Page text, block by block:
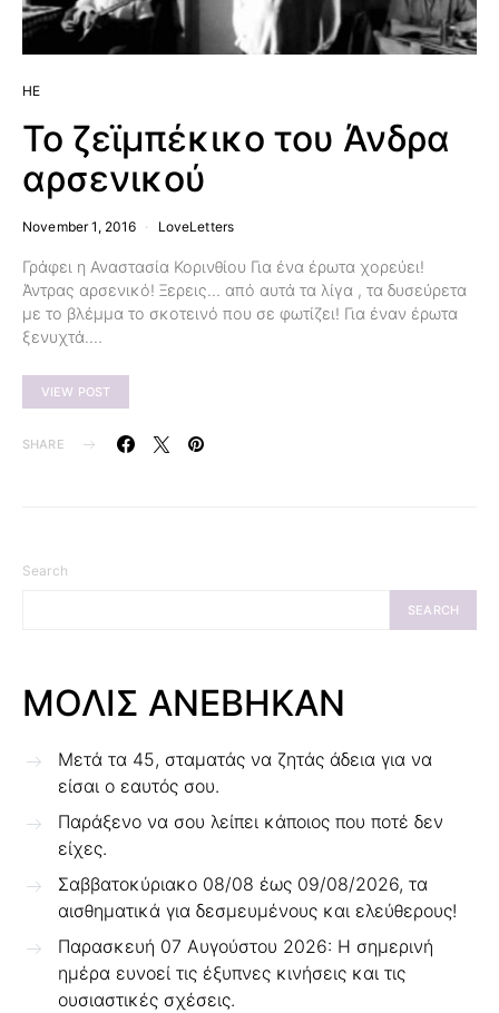
HE
Το ζεϊμπέκικο του Άνδρα
αρσενικού
November 1, 2016 LoveLetters
Γράφει η Αναστασία Κορινθίου Για ένα έρωτα χορεύει!
Άντρας αρσενικό! Ξερεις… από αυτά τα λίγα , τα δυσεύρετα
με το βλέμμα το σκοτεινό που σε φωτίζει! Για έναν έρωτα
ξενυχτά.…
VIEW POST
SHARE
Search
SEARCH
ΜΟΛΙΣ ΑΝΕΒΗΚΑΝ
Μετά τα 45, σταματάς να ζητάς άδεια για να
είσαι ο εαυτός σου.
Παράξενο να σου λείπει κάποιος που ποτέ δεν
είχες.
Σαββατοκύριακο 08/08 έως 09/08/2026, τα
αισθηματικά για δεσμευμένους και ελεύθερους!
Παρασκευή 07 Αυγούστου 2026: Η σημερινή
ημέρα ευνοεί τις έξυπνες κινήσεις και τις
ουσιαστικές σχέσεις.